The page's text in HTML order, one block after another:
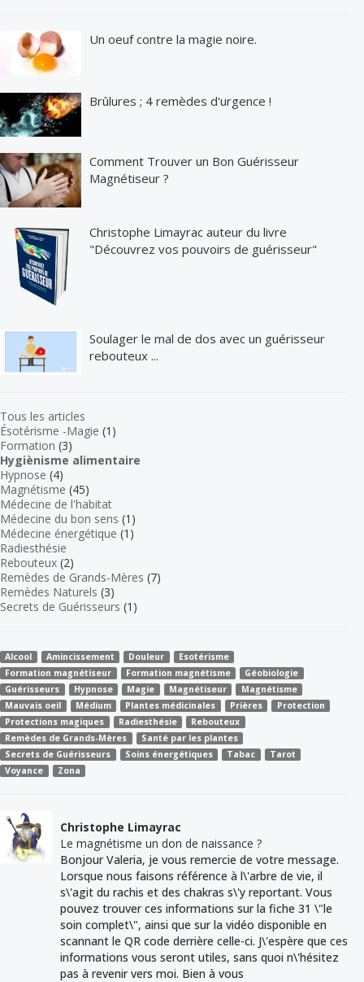
Un oeuf contre la magie noire.
Brûlures ; 4 remèdes d'urgence !
Comment Trouver un Bon Guérisseur
Magnétiseur ?
Christophe Limayrac auteur du livre
"Découvrez vos pouvoirs de guérisseur"
Soulager le mal de dos avec un guérisseur
rebouteux ...
Tous les articles
Ésotérisme -Magie (1)
Formation (3)
Hygiènisme alimentaire
Hypnose (4)
Magnétisme (45)
Médecine de l'habitat
Médecine du bon sens (1)
Médecine énergétique (1)
Radiesthésie
Rebouteux (2)
Remèdes de Grands-Mères (7)
Remèdes Naturels (3)
Secrets de Guérisseurs (1)
Alcool Amincissement Douleur
Esotérisme
Formation magnétiseur
Formation magnétisme
Géobiologie
Guérisseurs
Hypnose Magie Magnétiseur
Magnétisme
Mauvais oeil
Médium Plantes médicinales Prières
Protection
Protections magiques
Radiesthésie
Rebouteux
Remèdes de Grands-Mères
Santé par les plantes
Secrets de Guérisseurs
Soins énergétiques Tabac
Tarot
Voyance
Zona
Christophe Limayrac
Le magnétisme un don de naissance ?
Bonjour Valeria, je vous remercie de votre message.
Lorsque nous faisons référence à l\'arbre de vie, il
s\'agit du rachis et des chakras s\'y reportant. Vous
pouvez trouver ces informations sur la fiche 31 \"le
soin complet\", ainsi que sur la vidéo disponible en
scannant le QR code derrière celle-ci. J\'espère que ces
informations vous seront utiles, sans quoi n\'hésitez
pas à revenir vers moi. Bien à vous